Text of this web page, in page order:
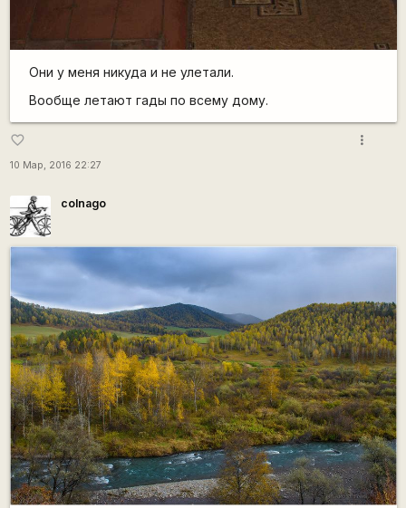
Они у меня никуда и не улетали.
Вообще летают гады по всему дому.
favorite_border
10 Мар, 2016 22:27
more_vert
colnago